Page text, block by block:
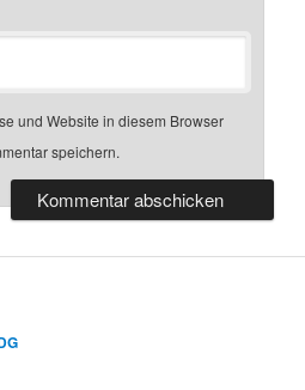
und Website in diesem Browser
speichern.